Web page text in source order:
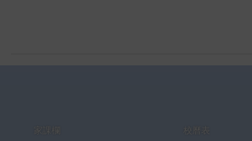
家課欄 校曆表